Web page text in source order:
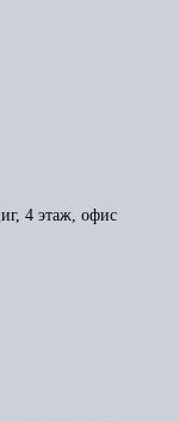
4 этаж, офис